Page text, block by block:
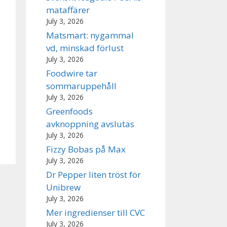
mataffärer
July 3, 2026
Matsmart: nygammal
vd, minskad förlust
July 3, 2026
Foodwire tar
sommaruppehåll
July 3, 2026
Greenfoods
avknoppning avslutas
July 3, 2026
Fizzy Bobas på Max
July 3, 2026
Dr Pepper liten tröst för
Unibrew
July 3, 2026
Mer ingredienser till CVC
July 3, 2026